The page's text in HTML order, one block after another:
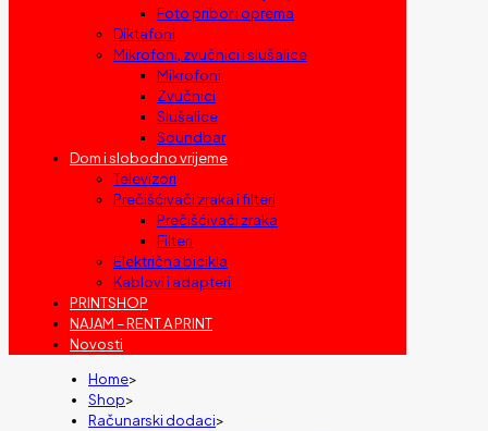
Foto pribor i oprema
Diktafoni
Mikrofoni, zvučnici i slušalice
Mikrofoni
Zvučnici
Slušalice
Soundbar
Dom i slobodno vrijeme
Televizori
Prečišćivači zraka i filteri
Prečišćivači zraka
Filteri
Električna bicikla
Kablovi i adapteri
PRINTSHOP
NAJAM – RENT A PRINT
Novosti
Home>
Shop>
Računarski dodaci>